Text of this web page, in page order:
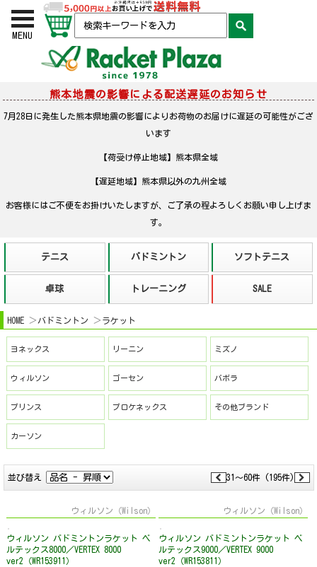
MENU
熊本地震の影響による配送遅延のお知らせ
7月28日に発生した熊本県地震の影響によりお荷物のお届けに遅延の可能性がござ
います
【荷受け停止地域】熊本県全域
【遅延地域】熊本県以外の九州全域
お客様にはご不便をお掛けいたしますが、ご了承の程よろしくお願い申し上げま
す。
HOME バドミントン ラケット
ヨネックス リーニン ミズノ
ウィルソン ゴーセン バボラ
プリンス プロケネックス その他ブランド
カーソン
並び替え 31～60件 (195件)
ウィルソン（Wilson）
ウィルソン バドミントンラケット ベ
ルテックス8000／VERTEX 8000
ver2（WR153911）
ウィルソン（Wilson）
ウィルソン バドミントンラケット ベ
ルテックス9000／VERTEX 9000
ver2（WR153811）